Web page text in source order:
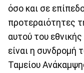
όσο και σε
προτεραιότητες
αυτού του
είναι η
Ταμείου